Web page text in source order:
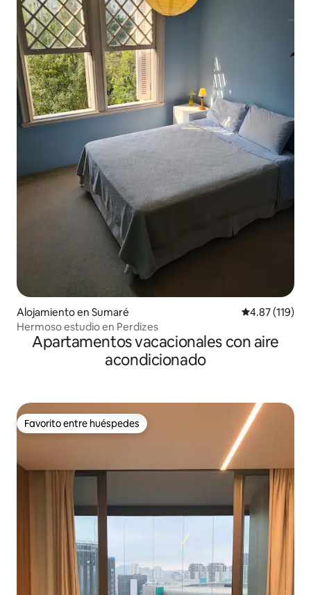
Alojamiento en Sumaré Calificación
4.87 (119)
Hermoso estudio en Perdizes
Apartamentos vacacionales con aire
acondicionado
Favorito entre huéspedes
Favorito entre huéspedes